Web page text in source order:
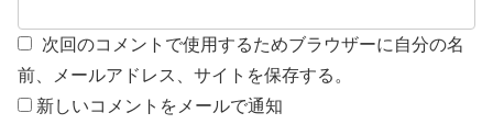
次回のコメントで使用するためブラウザーに自分の名
前、メールアドレス、サイトを保存する。
新しいコメントをメールで通知